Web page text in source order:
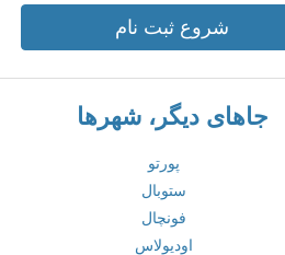
شروع ثبت نام
جاهای دیگر، شهرها
پورتو
ستوبال
فونچال
اودیولاس